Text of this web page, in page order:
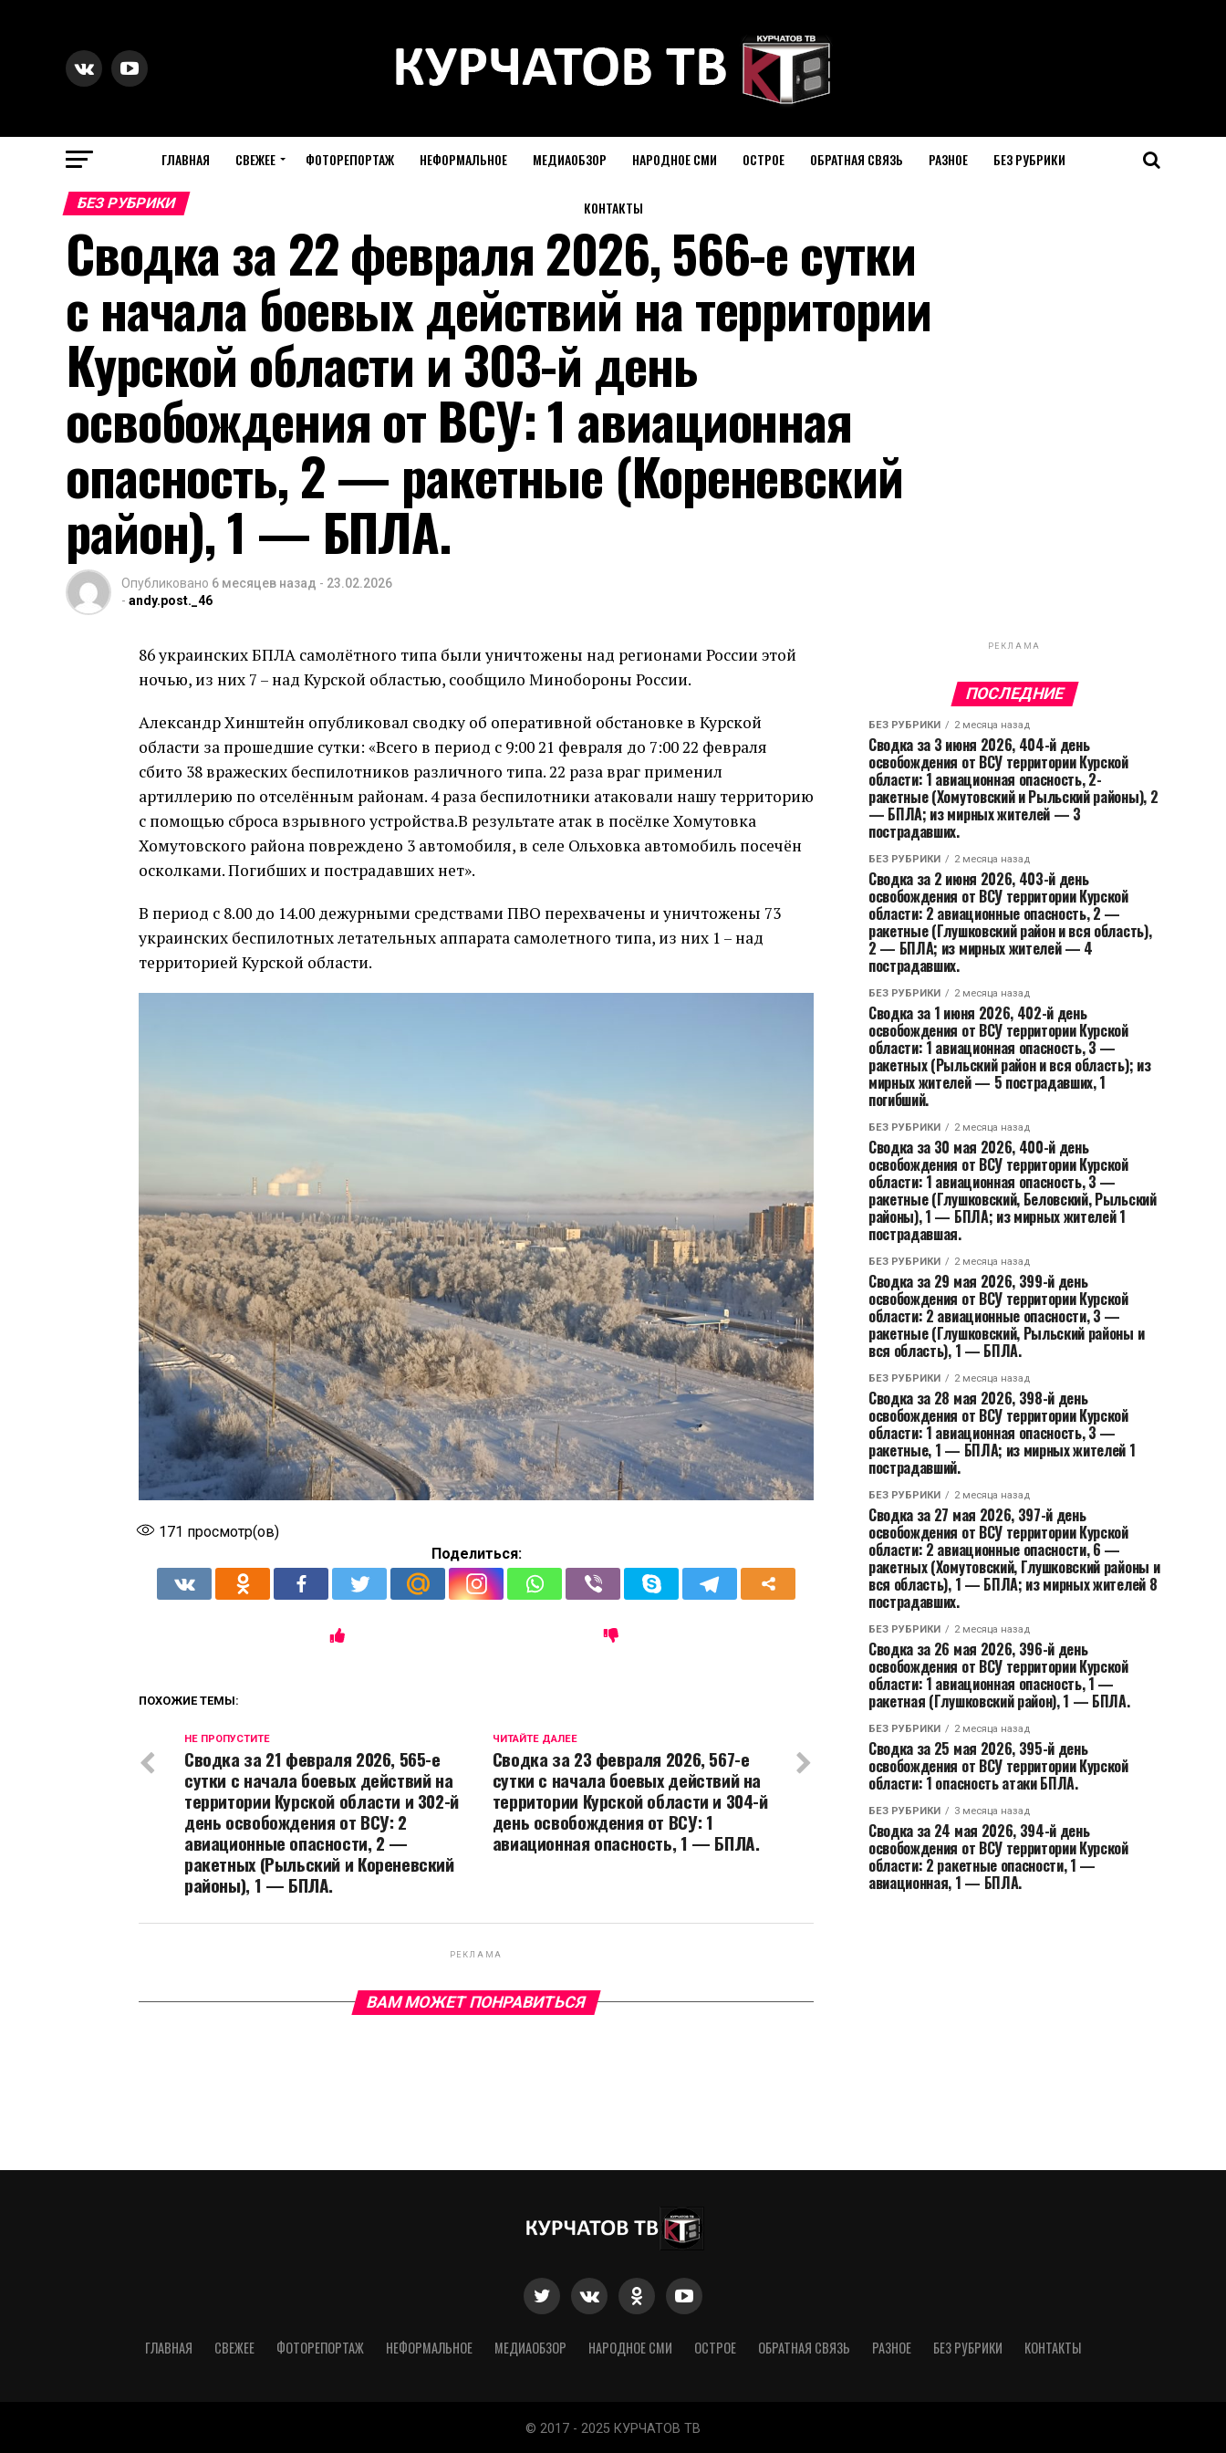
ГЛАВНАЯ СВЕЖЕЕ ФОТОРЕПОРТАЖ НЕФОРМАЛЬНОЕ МЕДИАОБЗОР НАРОДНОЕ СМИ ОСТРОЕ ОБРАТНАЯ СВЯЗЬ РАЗНОЕ БЕЗ РУБРИКИ
КОНТАКТЫ
БЕЗ РУБРИКИ
Сводка за 22 февраля 2026, 566-е сутки
с начала боевых действий на территории
Курской области и 303-й день
освобождения от ВСУ: 1 авиационная
опасность, 2 — ракетные (Кореневский
район), 1 — БПЛА.
Опубликовано 6 месяцев назад - 23.02.2026
- andy.post._46
86 украинских БПЛА самолётного типа были уничтожены над регионами России этой
ночью, из них 7 – над Курской областью, сообщило Минобороны России.
Александр Хинштейн опубликовал сводку об оперативной обстановке в Курской
области за прошедшие сутки: «Всего в период с 9:00 21 февраля до 7:00 22 февраля
сбито 38 вражеских беспилотников различного типа. 22 раза враг применил
артиллерию по отселённым районам. 4 раза беспилотники атаковали нашу территорию
с помощью сброса взрывного устройства.В результате атак в посёлке Хомутовка
Хомутовского района повреждено 3 автомобиля, в селе Ольховка автомобиль посечён
осколками. Погибших и пострадавших нет».
В период с 8.00 до 14.00 дежурными средствами ПВО перехвачены и уничтожены 73
украинских беспилотных летательных аппарата самолетного типа, из них 1 – над
территорией Курской области.
171 просмотр(ов)
Поделиться:
ПОХОЖИЕ ТЕМЫ:
ЧИТАЙТЕ ДАЛЕЕ
Сводка за 23 февраля 2026, 567-е
сутки с начала боевых действий на
территории Курской области и 304-й
день освобождения от ВСУ: 1
авиационная опасность, 1 — БПЛА.
НЕ ПРОПУСТИТЕ
Сводка за 21 февраля 2026, 565-е
сутки с начала боевых действий на
территории Курской области и 302-й
день освобождения от ВСУ: 2
авиационные опасности, 2 —
ракетных (Рыльский и Кореневский
районы), 1 — БПЛА.
РЕКЛАМА
ВАМ МОЖЕТ ПОНРАВИТЬСЯ
РЕКЛАМА
ПОСЛЕДНИЕ
БЕЗ РУБРИКИ 2 месяца назад
Сводка за 3 июня 2026, 404-й день
освобождения от ВСУ территории Курской
области: 1 авиационная опасность, 2-
ракетные (Хомутовский и Рыльский районы), 2
— БПЛА; из мирных жителей — 3
пострадавших.
БЕЗ РУБРИКИ 2 месяца назад
Сводка за 2 июня 2026, 403-й день
освобождения от ВСУ территории Курской
области: 2 авиационные опасность, 2 —
ракетные (Глушковский район и вся область),
2 — БПЛА; из мирных жителей — 4
пострадавших.
БЕЗ РУБРИКИ 2 месяца назад
Сводка за 1 июня 2026, 402-й день
освобождения от ВСУ территории Курской
области: 1 авиационная опасность, 3 —
ракетных (Рыльский район и вся область); из
мирных жителей — 5 пострадавших, 1
погибший.
БЕЗ РУБРИКИ 2 месяца назад
Сводка за 30 мая 2026, 400-й день
освобождения от ВСУ территории Курской
области: 1 авиационная опасность, 3 —
ракетные (Глушковский, Беловский, Рыльский
районы), 1 — БПЛА; из мирных жителей 1
пострадавшая.
БЕЗ РУБРИКИ 2 месяца назад
Сводка за 29 мая 2026, 399-й день
освобождения от ВСУ территории Курской
области: 2 авиационные опасности, 3 —
ракетные (Глушковский, Рыльский районы и
вся область), 1 — БПЛА.
БЕЗ РУБРИКИ 2 месяца назад
Сводка за 28 мая 2026, 398-й день
освобождения от ВСУ территории Курской
области: 1 авиационная опасность, 3 —
ракетные, 1 — БПЛА; из мирных жителей 1
пострадавший.
БЕЗ РУБРИКИ 2 месяца назад
Сводка за 27 мая 2026, 397-й день
освобождения от ВСУ территории Курской
области: 2 авиационные опасности, 6 —
ракетных (Хомутовский, Глушковский районы и
вся область), 1 — БПЛА; из мирных жителей 8
пострадавших.
БЕЗ РУБРИКИ 2 месяца назад
Сводка за 26 мая 2026, 396-й день
освобождения от ВСУ территории Курской
области: 1 авиационная опасность, 1 —
ракетная (Глушковский район), 1 — БПЛА.
БЕЗ РУБРИКИ 2 месяца назад
Сводка за 25 мая 2026, 395-й день
освобождения от ВСУ территории Курской
области: 1 опасность атаки БПЛА.
БЕЗ РУБРИКИ 3 месяца назад
Сводка за 24 мая 2026, 394-й день
освобождения от ВСУ территории Курской
области: 2 ракетные опасности, 1 —
авиационная, 1 — БПЛА.
ГЛАВНАЯ СВЕЖЕЕ ФОТОРЕПОРТАЖ НЕФОРМАЛЬНОЕ МЕДИАОБЗОР НАРОДНОЕ СМИ ОСТРОЕ ОБРАТНАЯ СВЯЗЬ РАЗНОЕ БЕЗ РУБРИКИ КОНТАКТЫ
© 2017 - 2025 КУРЧАТОВ ТВ